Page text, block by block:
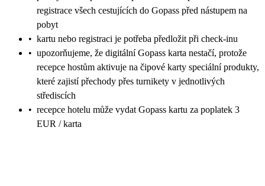
registrace všech cestujících do Gopass před nástupem na
pobyt
• kartu nebo registraci je potřeba předložit při check-inu
• upozorňujeme, že digitální Gopass karta nestačí, protože
recepce hostům aktivuje na čipové karty speciální produkty,
které zajistí přechody přes turnikety v jednotlivých
střediscích
• recepce hotelu může vydat Gopass kartu za poplatek 3
EUR / karta